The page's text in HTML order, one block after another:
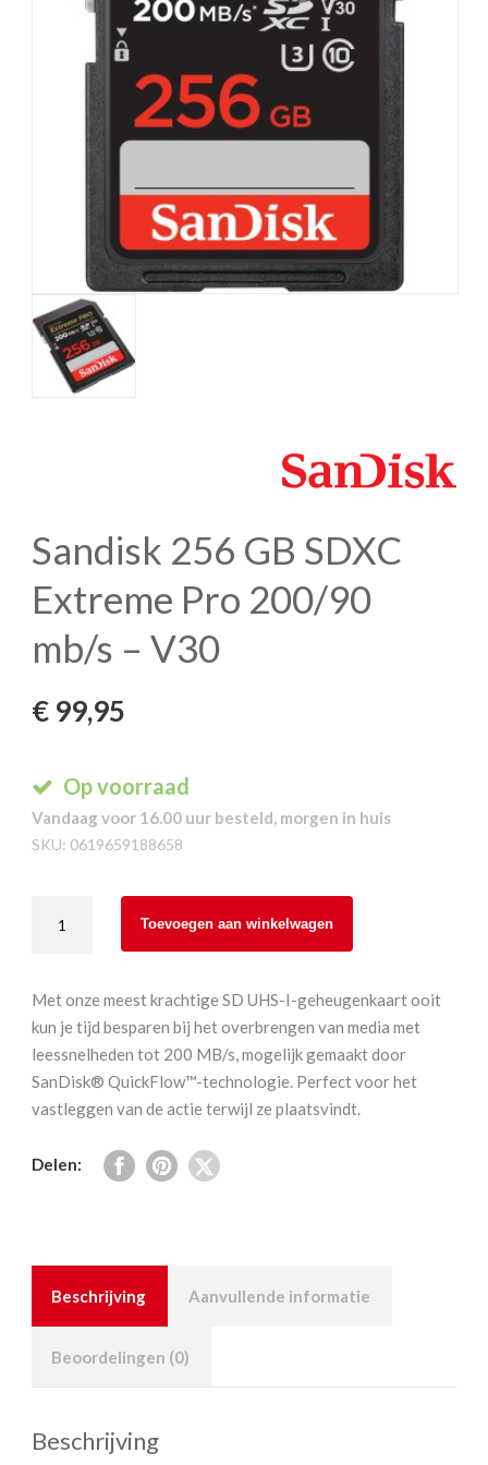
Sandisk 256 GB SDXC
Extreme Pro 200/90
mb/s – V30
€ 99,95
Op voorraad
Vandaag voor 16.00 uur besteld, morgen in huis
SKU: 0619659188658
256
SDXC
Extreme
Pro
200/90
mb/s
Toevoegen aan winkelwagen
Met onze meest krachtige SD UHS-I-geheugenkaart ooit
kun je tijd besparen bij het overbrengen van media met
leessnelheden tot 200 MB/s, mogelijk gemaakt door
SanDisk® QuickFlow™-technologie. Perfect voor het
vastleggen van de actie terwijl ze plaatsvindt.
Delen:
Beschrijving Aanvullende informatie
Beoordelingen (0)
Beschrijving